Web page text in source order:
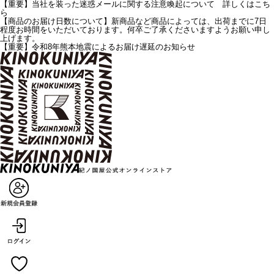
【重要】当社を装った迷惑メールに関する注意喚起について 詳しくはこち
ら
【商品のお届け日数について】新商品など商品によっては、出荷までに7日
程度お時間をいただいております。何卒ご了承くださいますようお願い申し
上げます。
【重要】令和8年熊本地震によるお届け遅延のお知らせ